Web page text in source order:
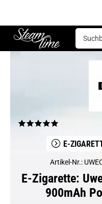
Steam time
E-Zigarette Podsysteme
E-
Artikel-Nr.:
E-Zigarette:
900mAh